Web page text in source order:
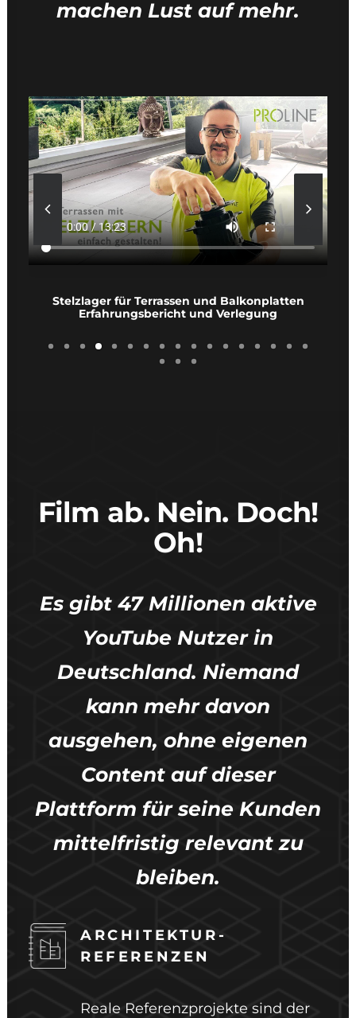
machen Lust auf mehr.
Stelzlager für Terrassen und Balkonplatten
Erfahrungsbericht und Verlegung
Film ab. Nein. Doch!
Oh!
Es gibt 47 Millionen aktive
YouTube Nutzer in
Deutschland. Niemand
kann mehr davon
ausgehen, ohne eigenen
Content auf dieser
Plattform für seine Kunden
mittelfristig relevant zu
bleiben.
ARCHITEKTUR-
REFERENZEN
Reale Referenzprojekte sind der